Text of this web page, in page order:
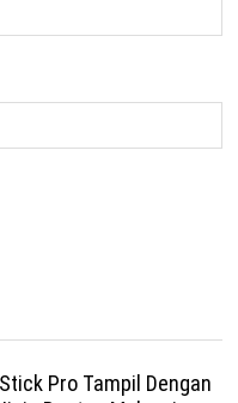
Pro Tampil Dengan